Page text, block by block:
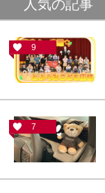
人気の記事
9
7